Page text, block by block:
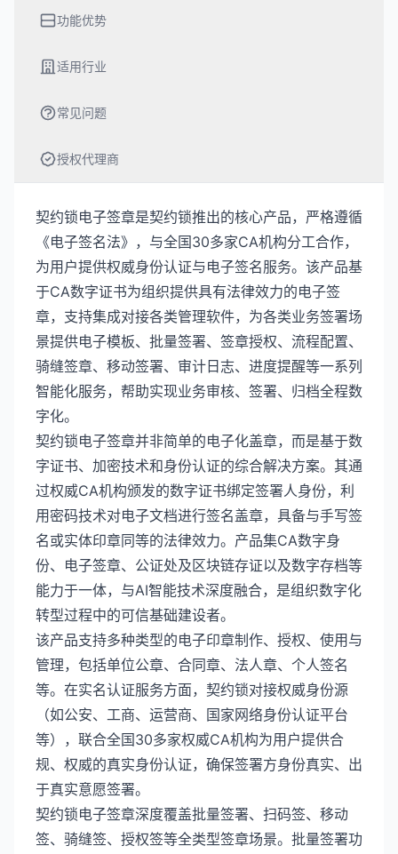
功能优势
适用行业
常见问题
授权代理商
契约锁电子签章是契约锁推出的核心产品，严格遵循
《电子签名法》，与全国30多家CA机构分工合作，
为用户提供权威身份认证与电子签名服务。该产品基
于CA数字证书为组织提供具有法律效力的电子签
章，支持集成对接各类管理软件，为各类业务签署场
景提供电子模板、批量签署、签章授权、流程配置、
骑缝签章、移动签署、审计日志、进度提醒等一系列
智能化服务，帮助实现业务审核、签署、归档全程数
字化。
契约锁电子签章并非简单的电子化盖章，而是基于数
字证书、加密技术和身份认证的综合解决方案。其通
过权威CA机构颁发的数字证书绑定签署人身份，利
用密码技术对电子文档进行签名盖章，具备与手写签
名或实体印章同等的法律效力。产品集CA数字身
份、电子签章、公证处及区块链存证以及数字存档等
能力于一体，与AI智能技术深度融合，是组织数字化
转型过程中的可信基础建设者。
该产品支持多种类型的电子印章制作、授权、使用与
管理，包括单位公章、合同章、法人章、个人签名
等。在实名认证服务方面，契约锁对接权威身份源
（如公安、工商、运营商、国家网络身份认证平台
等），联合全国30多家权威CA机构为用户提供合
规、权威的真实身份认证，确保签署方身份真实、出
于真实意愿签署。
契约锁电子签章深度覆盖批量签署、扫码签、移动
签、骑缝签、授权签等全类型签章场景。批量签署功